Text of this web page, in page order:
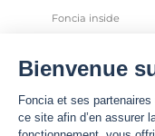
Foncia inside
Partenaires